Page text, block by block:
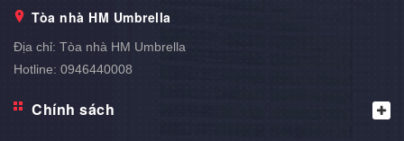
Tòa nhà HM Umbrella
Địa chỉ: Tòa nhà HM Umbrella
Hotline: 0946440008
Chính sách